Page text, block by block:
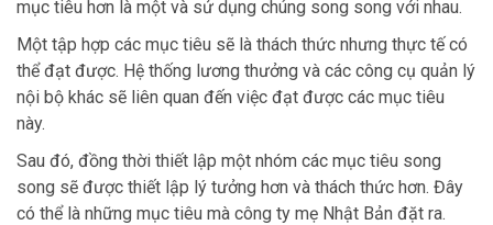
mục tiêu hơn là một và sử dụng chúng song song với nhau.
Một tập hợp các mục tiêu sẽ là thách thức nhưng thực tế có
thể đạt được. Hệ thống lương thưởng và các công cụ quản lý
nội bộ khác sẽ liên quan đến việc đạt được các mục tiêu
này.
Sau đó, đồng thời thiết lập một nhóm các mục tiêu song
song sẽ được thiết lập lý tưởng hơn và thách thức hơn. Đây
có thể là những mục tiêu mà công ty mẹ Nhật Bản đặt ra.